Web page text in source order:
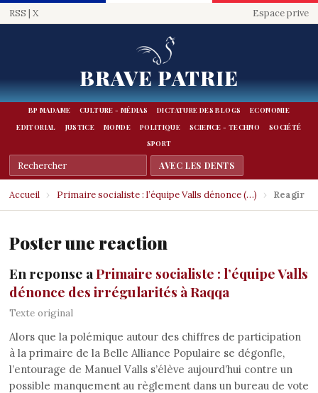
RSS | X Espace prive
BRAVE PATRIE
BP MADAME CULTURE - MÉDIAS DICTATURE DES BLOGS
ECONOMIE
EDITORIAL
JUSTICE MONDE POLITIQUE SCIENCE - TECHNO
SOCIÉTÉ
SPORT
Accueil › Primaire socialiste : l’équipe Valls dénonce (…) › Reagir
Poster une reaction
En reponse aPrimaire socialiste : l’équipe Valls
dénonce des irrégularités à Raqqa
Texte original
Alors que la polémique autour des chiffres de participation
à la primaire de la Belle Alliance Populaire se dégonfle,
l’entourage de Manuel Valls s’élève aujourd’hui contre un
possible manquement au règlement dans un bureau de vote